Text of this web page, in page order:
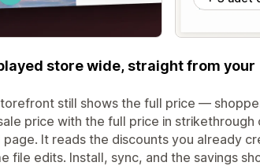
store wide, straight from your
still shows the full price —
price with the full price in strikethrough
It reads the discounts you already
edits. Install, sync, and the savings